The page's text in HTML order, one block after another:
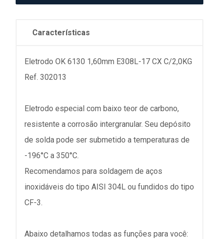
Características
Eletrodo OK 6130 1,60mm E308L-17 CX C/2,0KG
Ref. 302013
Eletrodo especial com baixo teor de carbono,
resistente a corrosão intergranular. Seu depósito
de solda pode ser submetido a temperaturas de
-196°C a 350°C.
Recomendamos para soldagem de aços
inoxidáveis do tipo AISI 304L ou fundidos do tipo
CF-3.
Abaixo detalhamos todas as funções para você: